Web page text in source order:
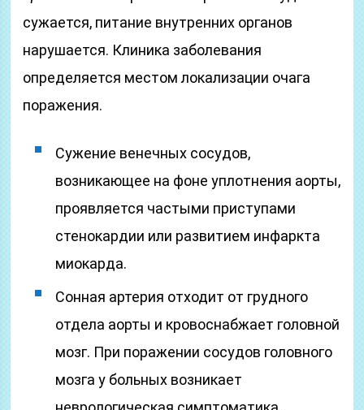
сужается, питание внутренних органов
нарушается. Клиника заболевания
определяется местом локализации очага
поражения.
Сужение венечных сосудов,
возникающее на фоне уплотнения аорты,
проявляется частыми приступами
стенокардии или развитием инфаркта
миокарда.
Сонная артерия отходит от грудного
отдела аорты и кровоснабжает головной
мозг. При поражении сосудов головного
мозга у больных возникает